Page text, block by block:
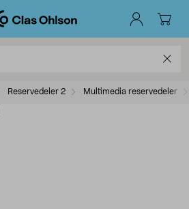
Reservedeler 2 Multimedia reservedeler